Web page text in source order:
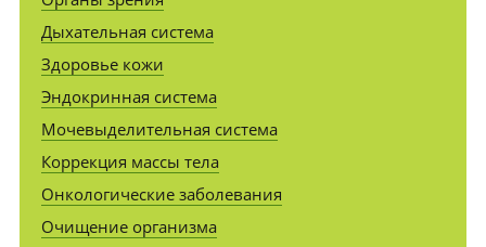
Дыхательная система
Здоровье кожи
Эндокринная система
Мочевыделительная система
Коррекция массы тела
Онкологические заболевания
Очищение организма